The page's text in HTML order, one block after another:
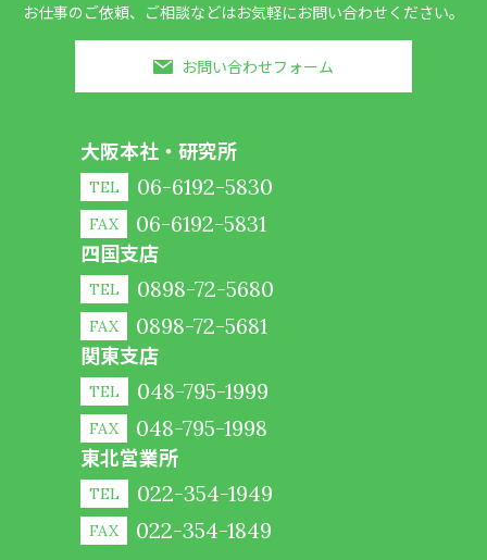
お仕事のご依頼、ご相談などはお気軽にお問い合わせください。
お問い合わせフォーム
大阪本社・研究所
TEL 06-6192-5830
FAX 06-6192-5831
四国支店
TEL 0898-72-5680
FAX 0898-72-5681
関東支店
TEL 048-795-1999
FAX 048-795-1998
東北営業所
TEL 022-354-1949
FAX 022-354-1849